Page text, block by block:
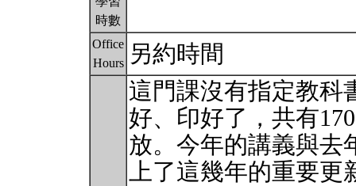
時數
Office
Hours
另約時間
這門課沒有指定教科
好、印好了，共有
放。今年的講義與去
上了這幾年的重要更